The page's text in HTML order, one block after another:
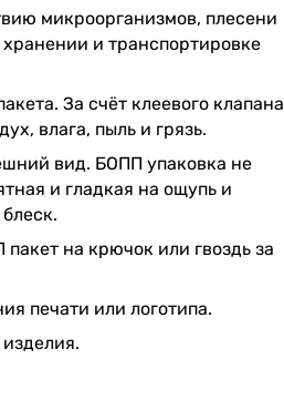
микроорганизмов, плесени
и транспортировке
За счёт клеевого клапана
влага, пыль и грязь.
вид. БОПП упаковка не
и гладкая на ощупь и
на крючок или гвоздь за
печати или логотипа.